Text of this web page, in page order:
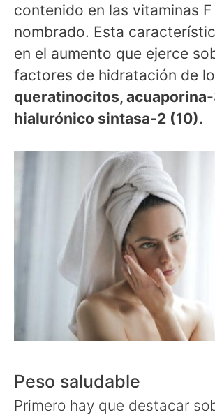
contenido en las vitaminas
nombrado. Esta
en el aumento que ejerce
factores de hidratación de
queratinocitos,
hialurónico sintasa-2 (10).
Peso saludable
Primero hay que destacar